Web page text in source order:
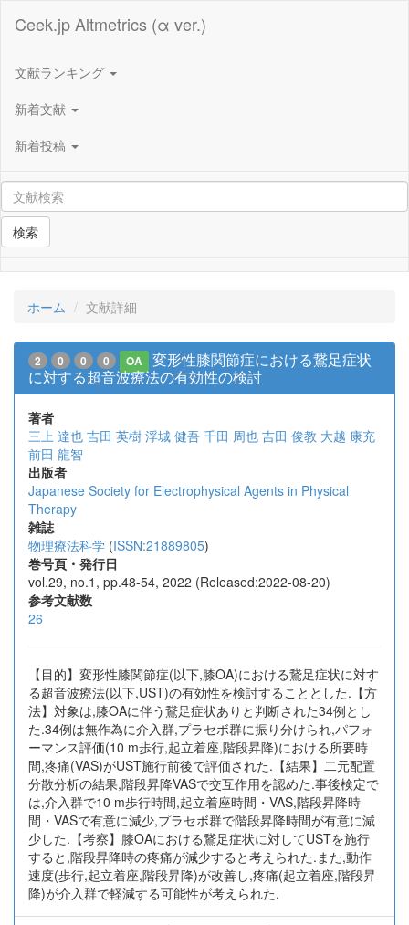
Ceek.jp Altmetrics (α ver.)
文献ランキング
新着文献
新着投稿
検索
ホーム 文献詳細
2 0 0 0 OA
変形性膝関節症における鵞足症状
に対する超音波療法の有効性の検討
著者
三上 達也 吉田 英樹 浮城 健吾 千田 周也 吉田 俊教 大越 康充
前田 龍智
出版者
Japanese Society for Electrophysical Agents in Physical
Therapy
雑誌
物理療法科学 (ISSN:21889805)
巻号頁・発行日
vol.29, no.1, pp.48-54, 2022 (Released:2022-08-20)
参考文献数
26
【目的】変形性膝関節症(以下,膝OA)における鵞足症状に対す
る超音波療法(以下,UST)の有効性を検討することとした.【方
法】対象は,膝OAに伴う鵞足症状ありと判断された34例とし
た.34例は無作為に介入群,プラセボ群に振り分けられ,パフォ
ーマンス評価(10 m歩行,起立着座,階段昇降)における所要時
間,疼痛(VAS)がUST施行前後で評価された.【結果】二元配置
分散分析の結果,階段昇降VASで交互作用を認めた.事後検定で
は,介入群で10 m歩行時間,起立着座時間・VAS,階段昇降時
間・VASで有意に減少,プラセボ群で階段昇降時間が有意に減
少した.【考察】膝OAにおける鵞足症状に対してUSTを施行
すると,階段昇降時の疼痛が減少すると考えられた.また,動作
速度(歩行,起立着座,階段昇降)が改善し,疼痛(起立着座,階段昇
降)が介入群で軽減する可能性が考えられた.